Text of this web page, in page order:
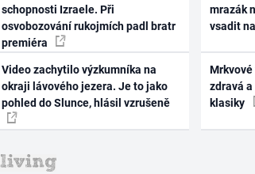
schopnosti Izraele. Při
osvobozování rukojmích padl bratr
premiéra
Video zachytilo výzkumníka na
okraji lávového jezera. Je to jako
pohled do Slunce, hlásil vzrušeně
mrazák
vsadit
zdravá
klasiky